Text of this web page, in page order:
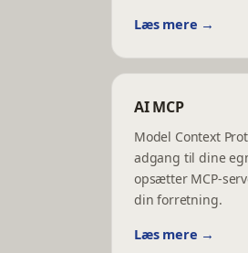
Læs mere →
AI MCP
Model Context
adgang til dine
opsætter MCP-
din forretning.
Læs mere →